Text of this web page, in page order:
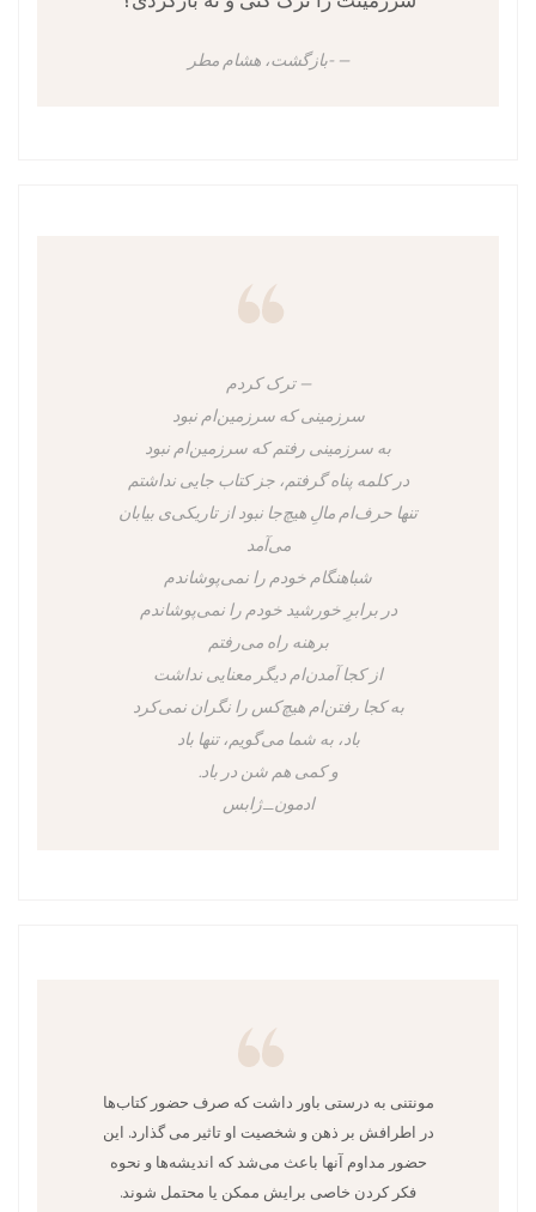
-بازگشت، هشام مطر
ترک کردم
سرزمینی که سرزمین‌ام نبود
به سرزمینی رفتم که سرزمین‌ام نبود
در کلمه پناه گرفتم، جز کتاب جایی نداشتم
تنها حرف‌ام مالِ هیچ‌جا نبود از تاریکی‌ی بیابان
می‌آمد
شباهنگام خودم را نمی‌پوشاندم
در برابرِ خورشید خودم را نمی‌پوشاندم
برهنه راه می‌رفتم
از کجا آمدن‌ام دیگر معنایی نداشت
به کجا رفتن‌ام هیچ‌کس را نگران نمی‌کرد
باد، به شما می‌گویم، تنها باد
و کمی هم شن در باد.
ادمون_ژابس
مونتنی به درستی باور داشت که صرف حضور کتاب‌ها
در اطرافش بر ذهن و شخصیت او تاثیر می گذارد. این
حضور مداوم آنها باعث می‌شد که اندیشه‌ها و نحوه
فکر کردن خاصی برایش ممکن یا محتمل شوند.